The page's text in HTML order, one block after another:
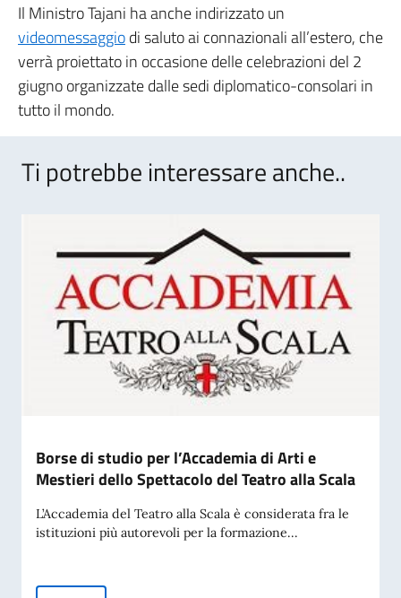
Il Ministro Tajani ha anche indirizzato un
videomessaggiodi saluto ai connazionali all’estero, che
verrà proiettato in occasione delle celebrazioni del 2
giugno organizzate dalle sedi diplomatico-consolari in
tutto il mondo.
Ti potrebbe interessare anche..
Borse di studio per l’Accademia di Arti e
Mestieri dello Spettacolo del Teatro alla Scala
L’Accademia del Teatro alla Scala è considerata fra le
istituzioni più autorevoli per la formazione...